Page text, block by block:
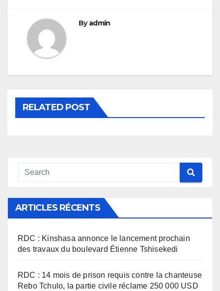
Byadmin
RELATED POST
ARTICLES RÉCENTS
RDC : Kinshasa annonce le lancement prochain
des travaux du boulevard Étienne Tshisekedi
RDC : 14 mois de prison requis contre la chanteuse
Rebo Tchulo, la partie civile réclame 250 000 USD